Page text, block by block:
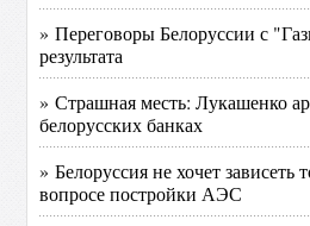
» Переговоры Белоруссии с
результата
» Страшная месть: Лукашенко
белорусских банках
» Белоруссия не хочет зависеть
вопросе постройки АЭС